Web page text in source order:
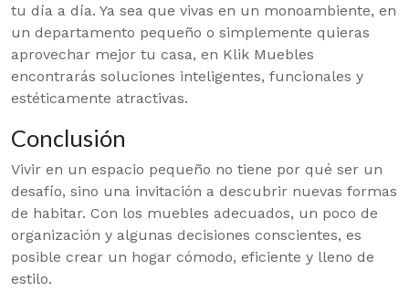
tu día a día. Ya sea que vivas en un monoambiente, en
un departamento pequeño o simplemente quieras
aprovechar mejor tu casa, en Klik Muebles
encontrarás soluciones inteligentes, funcionales y
estéticamente atractivas.
Conclusión
Vivir en un espacio pequeño no tiene por qué ser un
desafío, sino una invitación a descubrir nuevas formas
de habitar. Con los muebles adecuados, un poco de
organización y algunas decisiones conscientes, es
posible crear un hogar cómodo, eficiente y lleno de
estilo.